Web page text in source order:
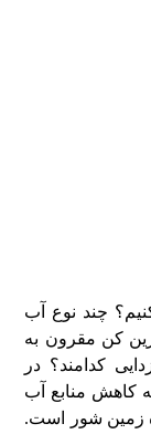
چند نوع آب
کن مقرون به
کدامند؟ در
کاهش منابع آب
سطح کره زمین شور است.